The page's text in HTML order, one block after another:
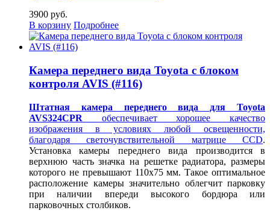
3900 руб.
В корзину Подробнее
Камера переднего вида Toyota с блоком
контроля AVIS (#116)
Штатная камера переднего вида для Toyota
AVS324CPR обеспечивает хорошее качество
изображения в условиях любой освещенности,
благодаря светочувствительной матрице CCD.
Установка камеры переднего вида производится в
верхнюю часть значка на решетке радиатора, размеры
которого не превышают 110х75 мм.Такое оптимальное
расположение камеры значительно облегчит парковку
при наличии впереди высокого бордюра или
парковочных столбиков.